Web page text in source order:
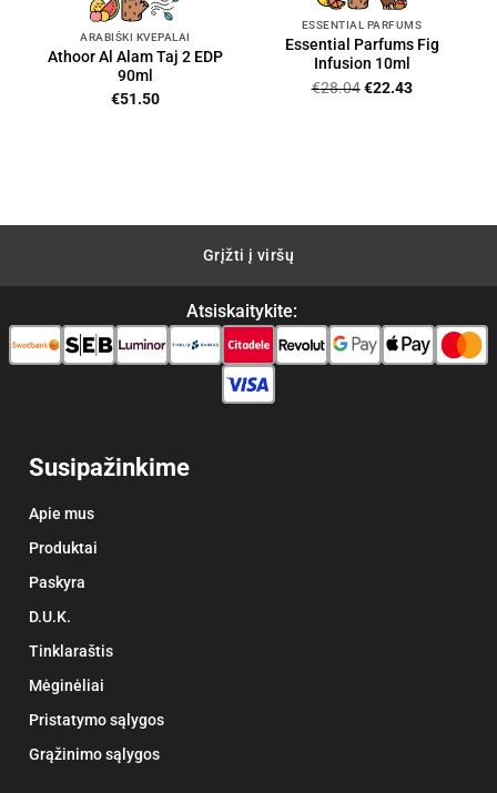
ARABIŠKI KVEPALAI
Athoor Al Alam Taj 2 EDP
90ml
€51.50
ESSENTIAL PARFUMS
Essential Parfums Fig
Infusion 10ml
€28.04 Original
€22.43Current
Grįžti į viršų
Atsiskaitykite:
Susipažinkime
Apie mus
Produktai
Paskyra
D.U.K.
Tinklaraštis
Mėginėliai
Pristatymo sąlygos
Grąžinimo sąlygos